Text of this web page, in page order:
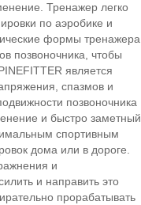
Тренажер легко
по аэробике и
формы тренажера
позвоночника, чтобы
является
спазмов и
позвоночника
и быстро заметный
спортивным
дома или в дороге.
и
и направить это
прорабатывать